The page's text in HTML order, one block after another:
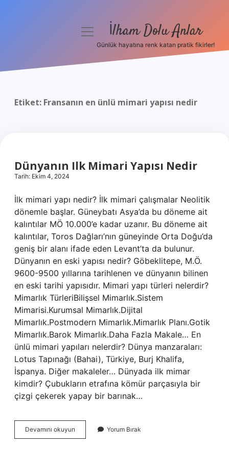
menüyü İlham Dolu Anlar
Günlük hayatına renk katan pratik fikirler!
Etiket: Fransanın en ünlü mimari yapısı nedir
Dünyanın Ilk Mimari Yapısı Nedir
Tarih: Ekim 4, 2024
İlk mimari yapı nedir? İlk mimari çalışmalar Neolitik
dönemle başlar. Güneybatı Asya’da bu döneme ait
kalıntılar MÖ 10.000’e kadar uzanır. Bu döneme ait
kalıntılar, Toros Dağları’nın güneyinde Orta Doğu’da
geniş bir alanı ifade eden Levant’ta da bulunur.
Dünyanın en eski yapısı nedir? Göbeklitepe, M.Ö.
9600-9500 yıllarına tarihlenen ve dünyanın bilinen
en eski tarihi yapısıdır. Mimari yapı türleri nelerdir?
Mimarlık TürleriBilişsel Mimarlık.Sistem
Mimarisi.Kurumsal Mimarlık.Dijital
Mimarlık.Postmodern Mimarlık.Mimarlık Planı.Gotik
Mimarlık.Barok Mimarlık.Daha Fazla Makale… En
ünlü mimari yapıları nelerdir? Dünya manzaraları:
Lotus Tapınağı (Bahai), Türkiye, Burj Khalifa,
İspanya. Diğer makaleler… Dünyada ilk mimar
kimdir? Çubukların etrafına kömür parçasıyla bir
çizgi çekerek yapay bir barınak…
Devamını okuyun Dünyanın
Ilk
Yorum Bırak